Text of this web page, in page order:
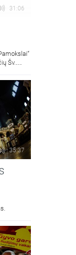
31:06
Šv.
35:37